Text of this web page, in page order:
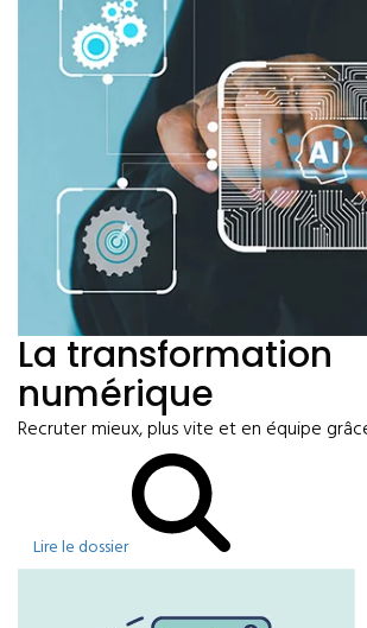
La transformation
numérique
Recruter mieux, plus vite et en équipe
Lire le dossier